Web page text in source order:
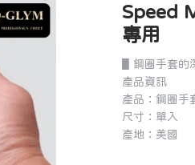
Speed
專用
▋鋼圈手套的
產品資訊
產品：鋼圈手
尺寸：單入
產地：美國